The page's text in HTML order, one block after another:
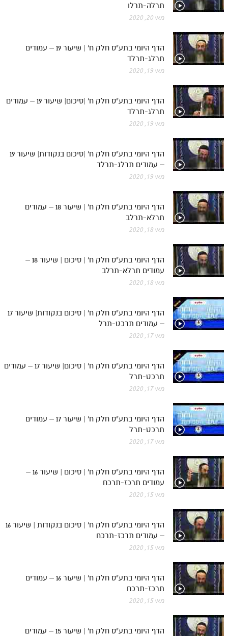
תרלה-תרלו
מאי 20, 2020
הדף היומי בתע"ס חלק ח' | שיעור 19 – עמודים
תרלג-תרלד
מאי 19, 2020
הדף היומי בתע"ס חלק ח' |סיכום| שיעור 19 – עמודים
תרלג-תרלד
מאי 19, 2020
הדף היומי בתע"ס חלק ח' |סיכום בנקודות| שיעור 19
– עמודים תרלג-תרלד
מאי 19, 2020
הדף היומי בתע"ס חלק ח' | שיעור 18 – עמודים
תרלא-תרלב
מאי 18, 2020
הדף היומי בתע"ס חלק ח' | סיכום | שיעור 18 –
עמודים תרלא-תרלב
מאי 18, 2020
הדף היומי בתע"ס חלק ח' | סיכום בנקודות| שיעור 17
– עמודים תרכט-תרל
מאי 17, 2020
הדף היומי בתע"ס חלק ח' | סיכום| שיעור 17 – עמודים
תרכט-תרל
מאי 17, 2020
הדף היומי בתע"ס חלק ח' | שיעור 17 – עמודים
תרכט-תרל
מאי 17, 2020
הדף היומי בתע"ס חלק ח' | סיכום | שיעור 16 –
עמודים תרכז-תרכח
מאי 15, 2020
הדף היומי בתע"ס חלק ח' | סיכום בנקודות | שיעור 16
– עמודים תרכז-תרכח
מאי 15, 2020
הדף היומי בתע"ס חלק ח' | שיעור 16 – עמודים
תרכז-תרכח
מאי 15, 2020
הדף היומי בתע"ס חלק ח' | שיעור 15 – עמודים